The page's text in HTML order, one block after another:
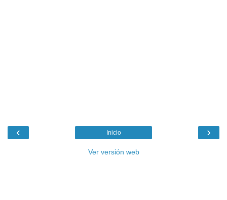
‹ ›
Inicio
Ver versión web